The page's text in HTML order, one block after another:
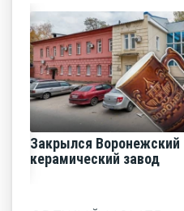
Закрылся Воронежский
керамический завод